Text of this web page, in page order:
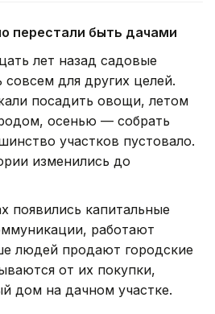
перестали быть дачами
лет назад садовые
для других целей.
посадить овощи, летом
осенью — собрать
участков пустовало.
изменились до
появились капитальные
работают
людей продают городские
от их покупки,
дом на дачном участке.